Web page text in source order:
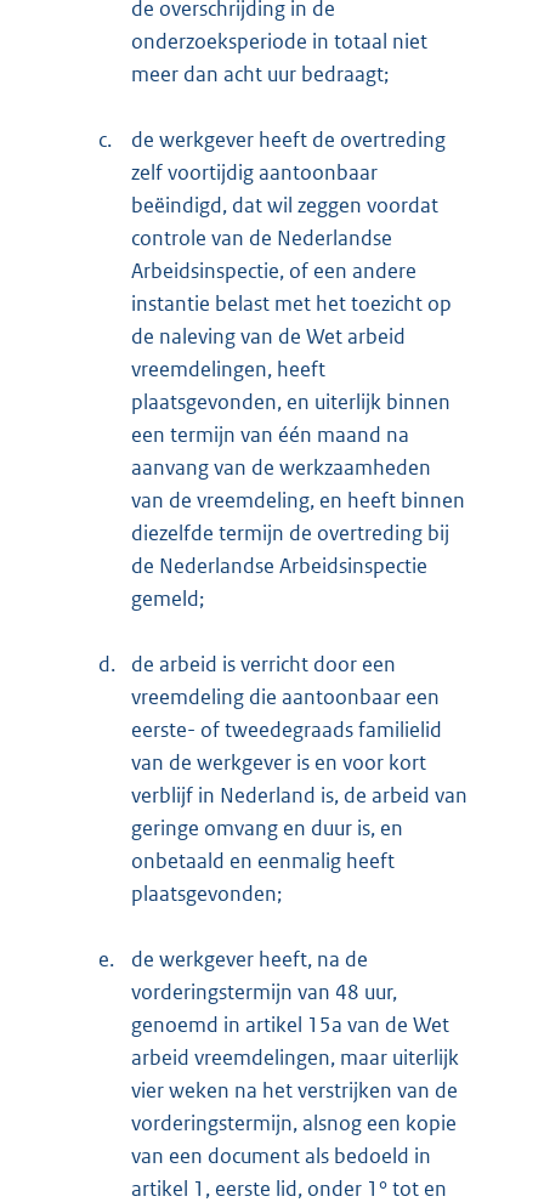
de overschrijding in de
onderzoeksperiode in totaal niet
meer dan acht uur bedraagt;
c.
de werkgever heeft de overtreding
zelf voortijdig aantoonbaar
beëindigd, dat wil zeggen voordat
controle van de Nederlandse
Arbeidsinspectie, of een andere
instantie belast met het toezicht op
de naleving van de Wet arbeid
vreemdelingen, heeft
plaatsgevonden, en uiterlijk binnen
een termijn van één maand na
aanvang van de werkzaamheden
van de vreemdeling, en heeft binnen
diezelfde termijn de overtreding bij
de Nederlandse Arbeidsinspectie
gemeld;
d.
de arbeid is verricht door een
vreemdeling die aantoonbaar een
eerste- of tweedegraads familielid
van de werkgever is en voor kort
verblijf in Nederland is, de arbeid van
geringe omvang en duur is, en
onbetaald en eenmalig heeft
plaatsgevonden;
e.
de werkgever heeft, na de
vorderingstermijn van 48 uur,
genoemd in artikel 15a van de Wet
arbeid vreemdelingen, maar uiterlijk
vier weken na het verstrijken van de
vorderingstermijn, alsnog een kopie
van een document als bedoeld in
artikel 1, eerste lid, onder 1° tot en